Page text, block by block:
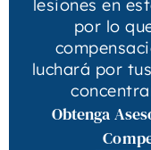
lesiones en
por lo
luchará por
Obtenga